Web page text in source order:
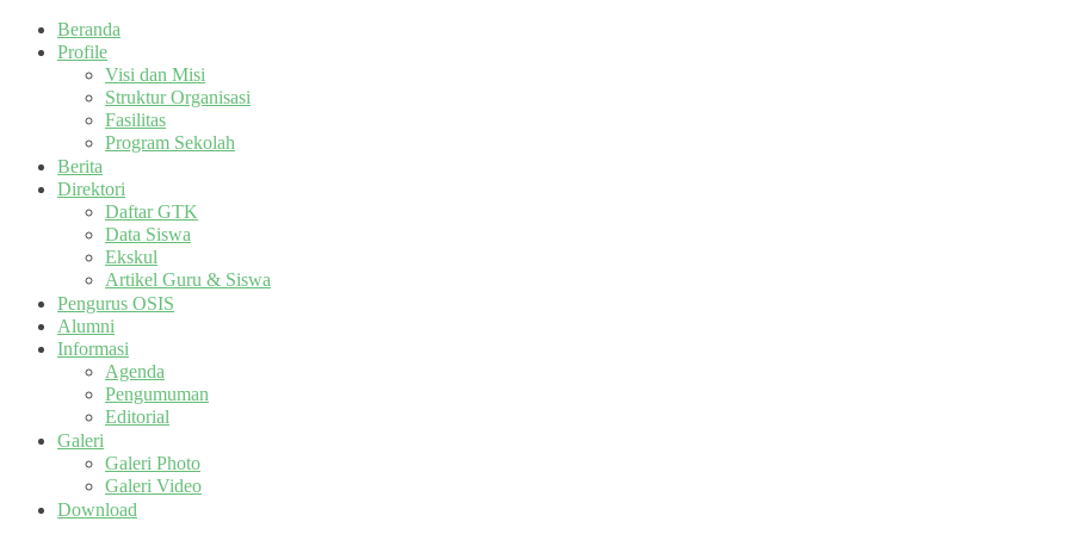
Beranda
Profile
Visi dan Misi
Struktur Organisasi
Fasilitas
Program Sekolah
Berita
Direktori
Daftar GTK
Data Siswa
Ekskul
Artikel Guru & Siswa
Pengurus OSIS
Alumni
Informasi
Agenda
Pengumuman
Editorial
Galeri
Galeri Photo
Galeri Video
Download